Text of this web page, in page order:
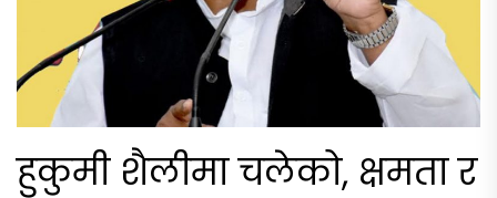
हुकुमी शैलीमा चलेको, क्षमता र